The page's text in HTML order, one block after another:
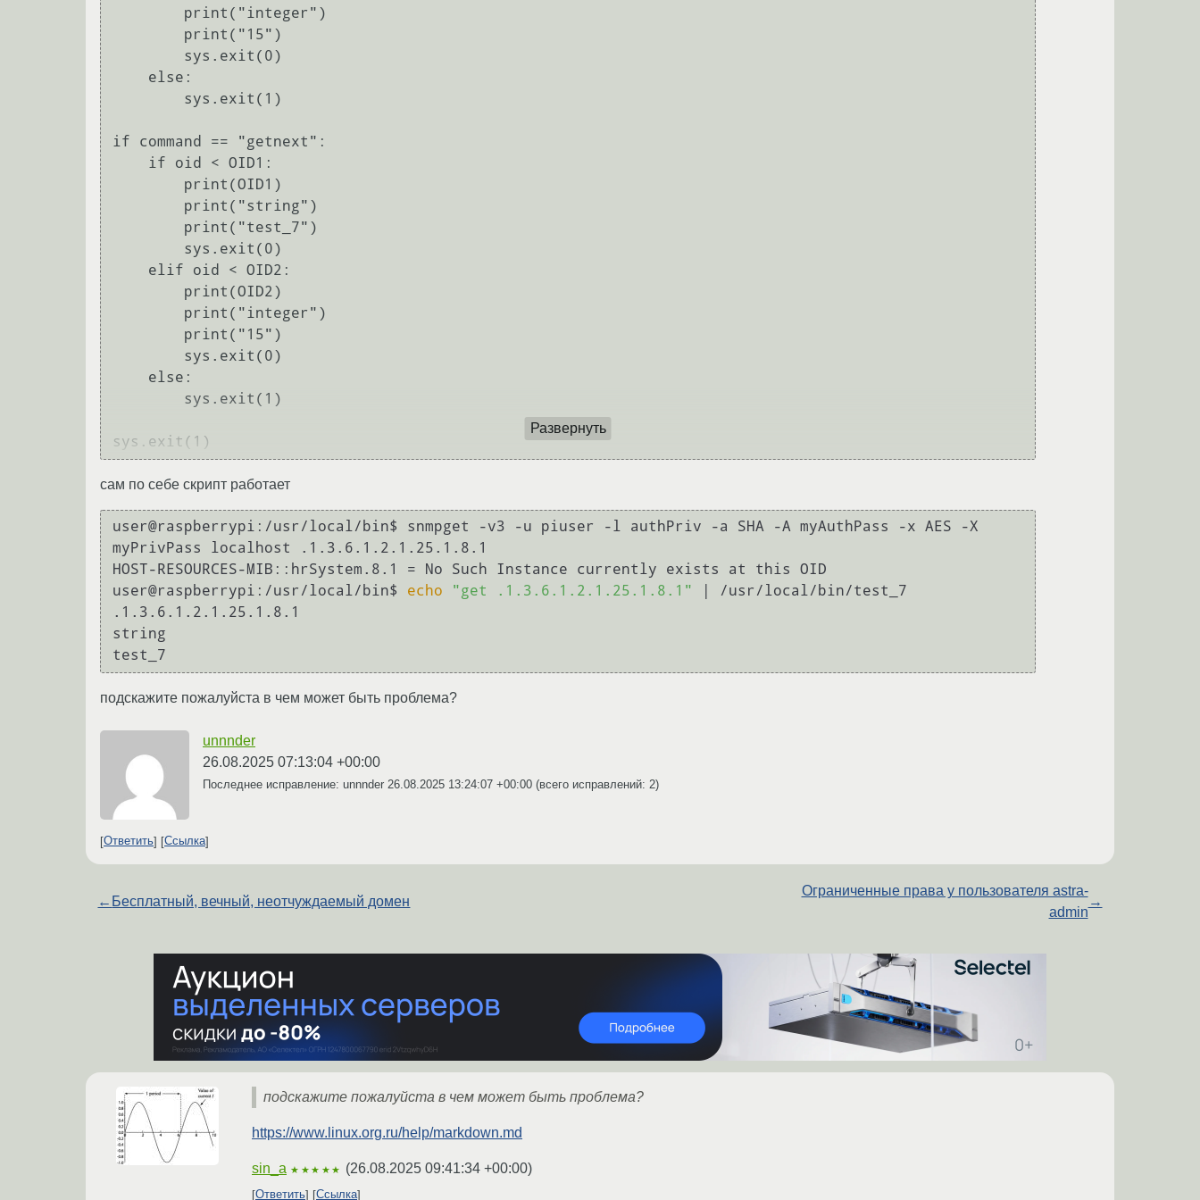
if command == "getnext":
Развернуть
сам по себе скрипт работает
user@raspberrypi:/usr/local/bin$ snmpget -v3 -u piuser -l authPriv -a SHA -A myAuthPass -x AES -X
myPrivPass localhost .1.3.6.1.2.1.25.1.8.1
HOST-RESOURCES-MIB::hrSystem.8.1 = No Such Instance currently exists at this OID
user@raspberrypi:/usr/local/bin$ echo "get .1.3.6.1.2.1.25.1.8.1"
| /usr/local/bin/test_7
.1.3.6.1.2.1.25.1.8.1
string
подскажите пожалуйста в чем может быть проблема?
unnnder
26.08.2025 07:13:04 +00:00
Последнее исправление: unnnder 26.08.2025 13:24:07 +00:00 (всего исправлений: 2)
Ответить Ссылка
← Бесплатный, вечный, неотчуждаемый домен
Ограниченные права у пользователя astra-
admin
→
подскажите пожалуйста в чем может быть проблема?
https://www.linux.org.ru/help/markdown.md
sin_a ★★★★★ (26.08.2025 09:41:34 +00:00)
Ответить Ссылка